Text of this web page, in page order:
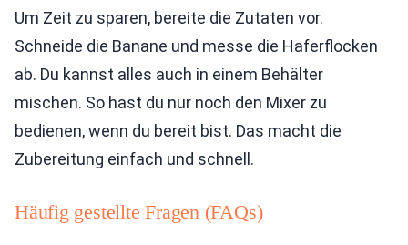
Um Zeit zu sparen, bereite die Zutaten vor.
Schneide die Banane und messe die Haferflocken
ab. Du kannst alles auch in einem Behälter
mischen. So hast du nur noch den Mixer zu
bedienen, wenn du bereit bist. Das macht die
Zubereitung einfach und schnell.
Häufig gestellte Fragen (FAQs)